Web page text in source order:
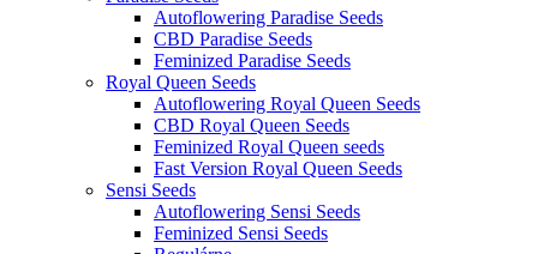
Autoflowering Paradise Seeds
CBD Paradise Seeds
Feminized Paradise Seeds
Royal Queen Seeds
Autoflowering Royal Queen Seeds
CBD Royal Queen Seeds
Feminized Royal Queen seeds
Fast Version Royal Queen Seeds
Sensi Seeds
Autoflowering Sensi Seeds
Feminized Sensi Seeds